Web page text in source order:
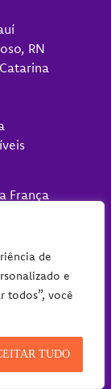
de
e
todos”, você
TUDO
RN
França